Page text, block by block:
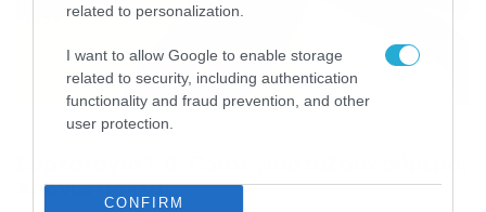
related to personalization.
I want to allow Google to enable storage
related to security, including authentication
functionality and fraud prevention, and other
user protection.
CONFIRM
01/08/2026 09:59
Χρόνια Πολλά…